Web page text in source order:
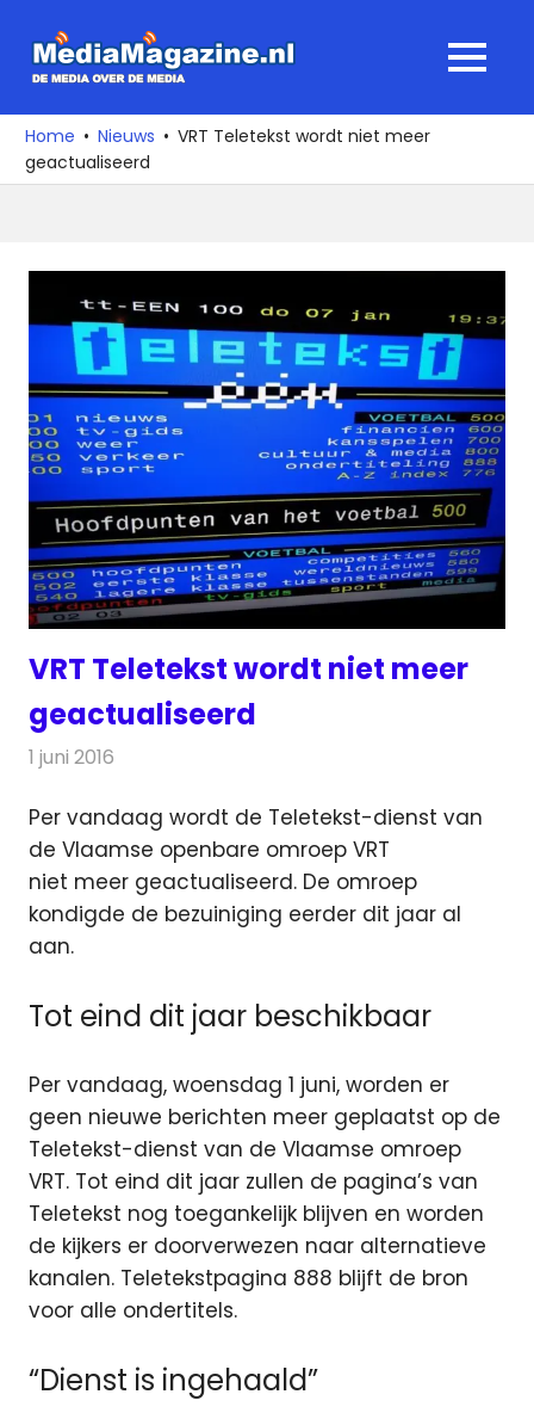
naar
media
over
de
MENU
Home Nieuws
VRT Teletekst wordt niet meer
geactualiseerd
VRT Teletekst wordt niet meer
geactualiseerd
1 juni 2016
Per vandaag wordt de Teletekst-dienst van
de Vlaamse openbare omroep VRT
niet meer geactualiseerd. De omroep
kondigde de bezuiniging eerder dit jaar al
aan.
Tot eind dit jaar beschikbaar
Per vandaag, woensdag 1 juni, worden er
geen nieuwe berichten meer geplaatst op de
Teletekst-dienst van de Vlaamse omroep
VRT. Tot eind dit jaar zullen de pagina’s van
Teletekst nog toegankelijk blijven en worden
de kijkers er doorverwezen naar alternatieve
kanalen. Teletekstpagina 888 blijft de bron
voor alle ondertitels.
“Dienst is ingehaald”